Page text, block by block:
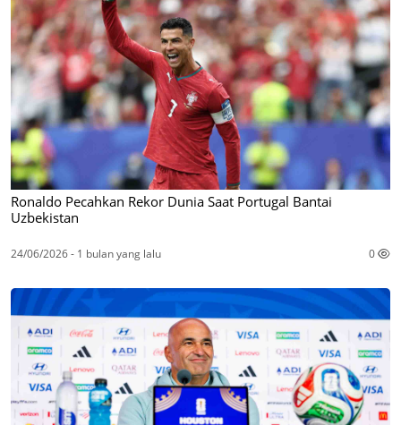
Ronaldo Pecahkan Rekor Dunia Saat Portugal Bantai
Uzbekistan
24/06/2026 - 1 bulan yang lalu 0